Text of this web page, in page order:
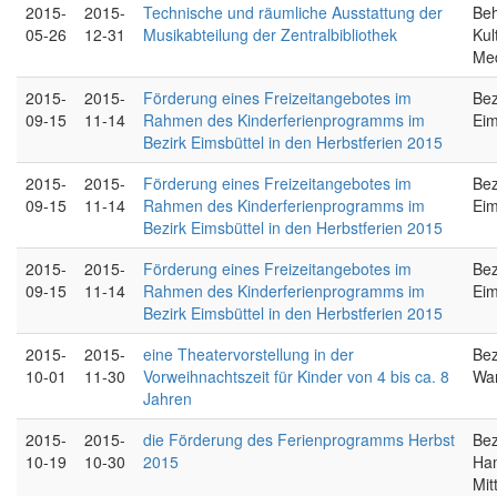
2015-
05-26
2015-
12-31
Technische und räumliche Ausstattung der
Musikabteilung der Zentralbibliothek
2015-
09-15
2015-
11-14
Förderung eines Freizeitangebotes im
Rahmen des Kinderferienprogramms im
Bezirk Eimsbüttel in den Herbstferien 2015
2015-
09-15
2015-
11-14
Förderung eines Freizeitangebotes im
Rahmen des Kinderferienprogramms im
Bezirk Eimsbüttel in den Herbstferien 2015
2015-
09-15
2015-
11-14
Förderung eines Freizeitangebotes im
Rahmen des Kinderferienprogramms im
Bezirk Eimsbüttel in den Herbstferien 2015
2015-
10-01
2015-
11-30
eine Theatervorstellung in der
Vorweihnachtszeit für Kinder von 4 bis ca. 8
Jahren
2015-
10-19
2015-
10-30
die Förderung des Ferienprogramms Herbst
2015